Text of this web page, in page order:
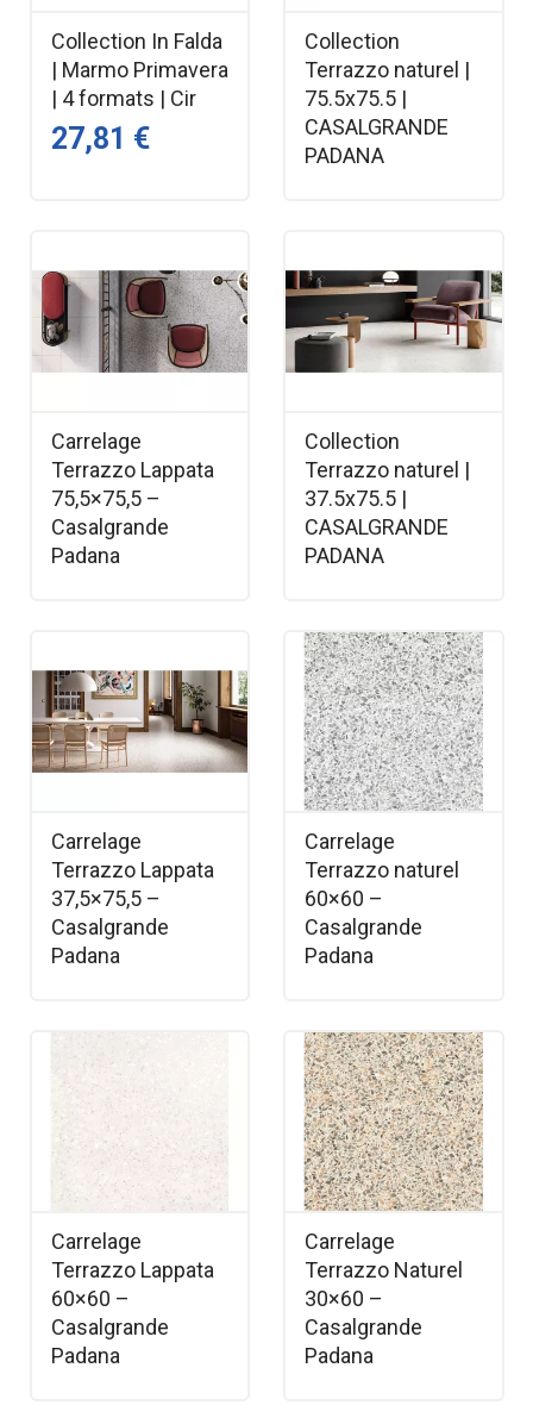
Collection In Falda
| Marmo Primavera
| 4 formats | Cir
27,81 €
Collection
Terrazzo naturel |
75.5x75.5 |
CASALGRANDE
PADANA
Carrelage
Terrazzo Lappata
75,5×75,5 –
Casalgrande
Padana
Collection
Terrazzo naturel |
37.5x75.5 |
CASALGRANDE
PADANA
Carrelage
Terrazzo Lappata
37,5×75,5 –
Casalgrande
Padana
Carrelage
Terrazzo naturel
60×60 –
Casalgrande
Padana
Carrelage
Terrazzo Lappata
60×60 –
Casalgrande
Padana
Carrelage
Terrazzo Naturel
30×60 –
Casalgrande
Padana